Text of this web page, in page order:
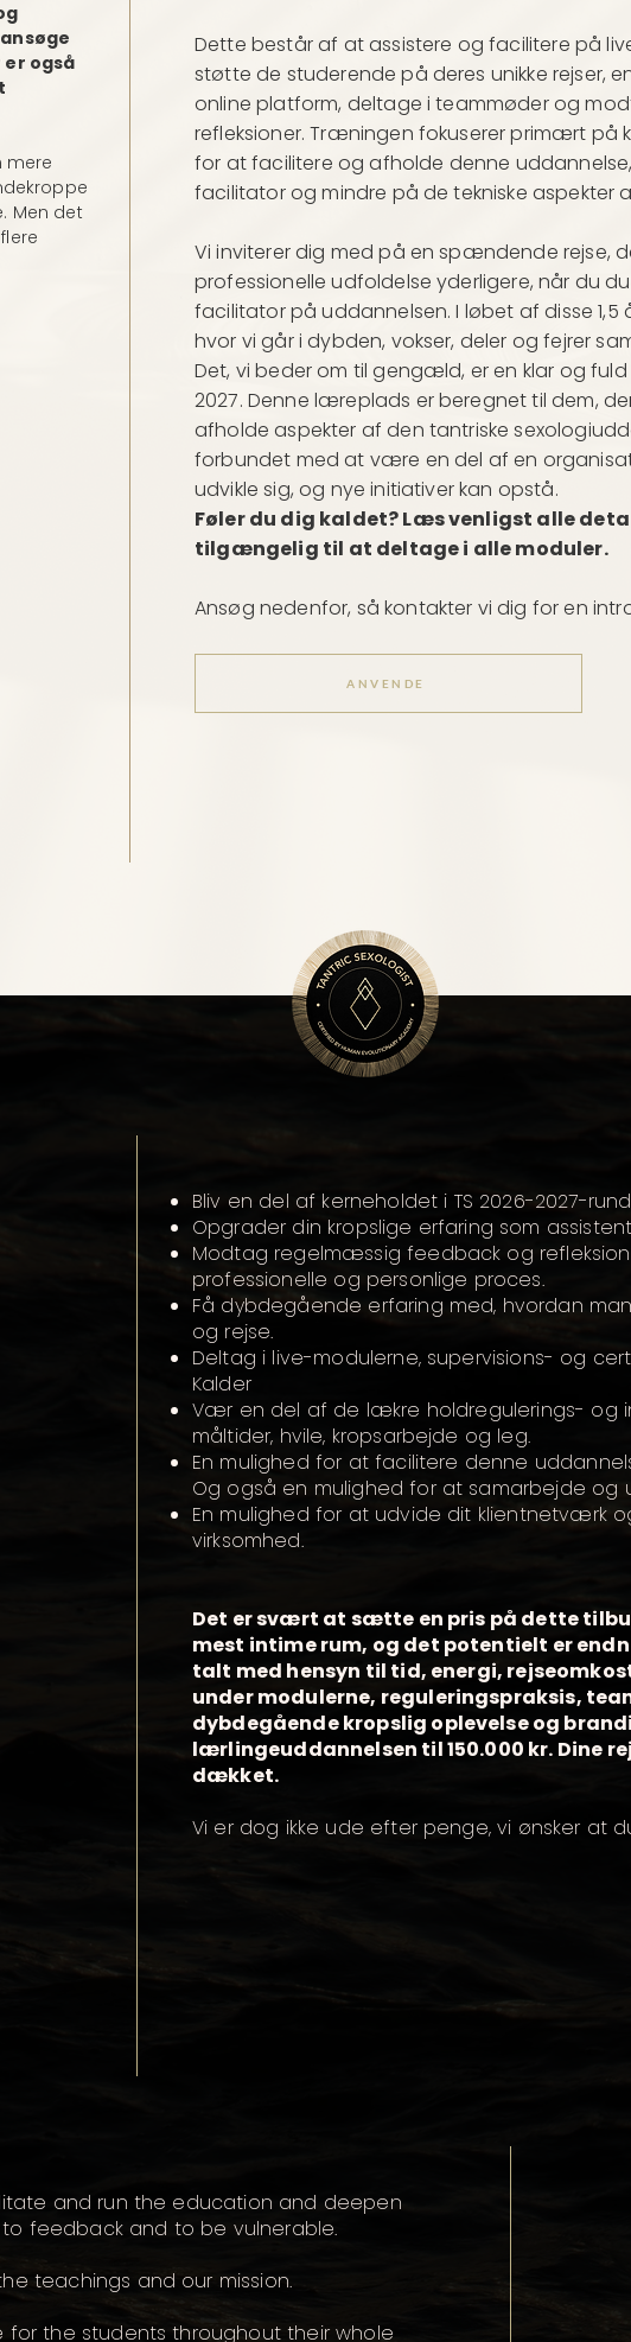
også
mere
Men det
Dette består af at assistere og facilitere på
støtte de studerende på deres unikke rejser,
online platform, deltage i teammøder og
refleksioner. Træningen fokuserer primært
for at facilitere og afholde denne
facilitator og mindre på de tekniske aspekter
Vi inviterer dig med på en spændende rejse,
professionelle udfoldelse yderligere, når du
facilitator på uddannelsen. I løbet af disse
hvor vi går i dybden, vokser, deler og fejrer
Det, vi beder om til gengæld, er en klar og
2027. Denne læreplads er beregnet til dem,
afholde aspekter af den tantriske
forbundet med at være en del af en
udvikle sig, og nye initiativer kan opstå.
Føler du dig kaldet? Læs venligst alle
tilgængelig til at deltage i alle moduler.
Ansøg nedenfor, så kontakter vi dig for en
ANVENDE
Bliv en del af kerneholdet i TS 2026-2027-
Opgrader din kropslige erfaring som
Modtag regelmæssig feedback og
professionelle og personlige proces.
Få dybdegående erfaring med, hvordan
og rejse.
Deltag i live-modulerne, supervisions- og
Kalder
Vær en del af de lækre holdregulerings- og
måltider, hvile, kropsarbejde og leg.
En mulighed for at facilitere denne
Og også en mulighed for at samarbejde og
En mulighed for at udvide dit klientnetværk
virksomhed.
Det er svært at sætte en pris på dette
mest intime rum, og det potentielt er
talt med hensyn til tid, energi,
under modulerne, reguleringspraksis,
dybdegående kropslig oplevelse og
lærlingeuddannelsen til 150.000 kr. Dine
dækket.
Vi er dog ikke ude efter penge, vi ønsker at
and run the education and deepen
feedback and to be vulnerable.
teachings and our mission.
for the students throughout their whole